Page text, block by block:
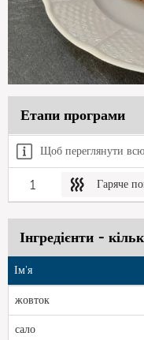
Етапи програми
Щоб переглянути всю
1 Гаряче
Інгредієнти -
Ім'я
жовток
сало